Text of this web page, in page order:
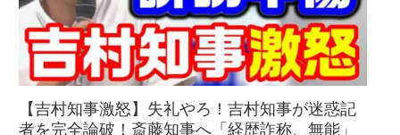
【吉村知事激怒】失礼やろ！吉村知事が迷惑記
者を完全論破！斎藤知事へ「経歴詐称、無能」